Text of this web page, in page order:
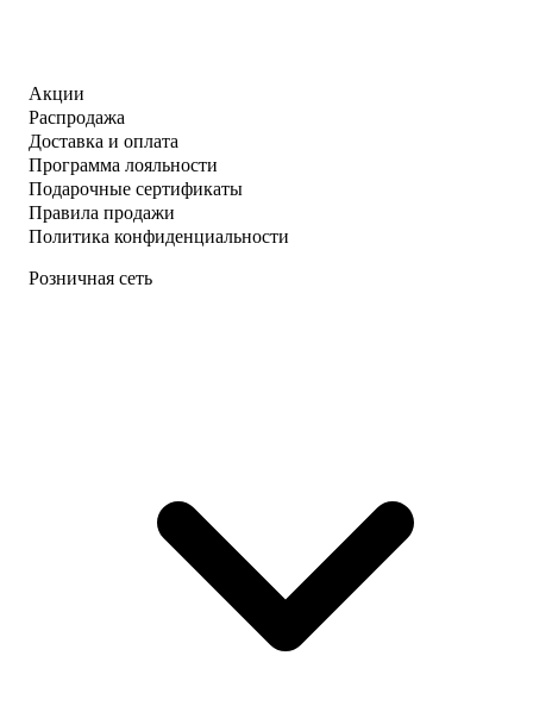
Акции
Распродажа
Доставка и оплата
Программа лояльности
Подарочные сертификаты
Правила продажи
Политика конфиденциальности
Розничная сеть